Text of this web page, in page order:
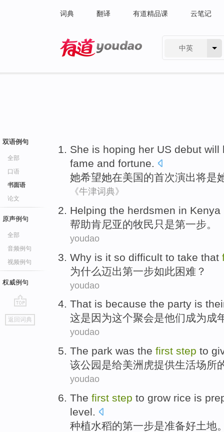
词典 翻译 有道精品课 云笔记
中英
双语例句
全部
口语
书面语
论文
原声例句
全部
音频例句
视频例句
权威例句
go
top
返回词典
She is hoping her US debut will
fame and fortune.
她希望她在美国的首次演出将是
《牛津词典》
Helping the herdsmen in
帮助肯尼亚的牧民只是第一步。
youdao
Why is it so difficult to take that
为什么迈出第一步如此困难？
youdao
That is because the party is
这是因为这个聚会是他们成为成
youdao
The park was the first step to
该公园是给美洲虎提供生活场所
youdao
The first step to grow rice is
level.
种植水稻的第一步是准备好土地